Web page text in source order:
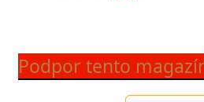
Podpor tento